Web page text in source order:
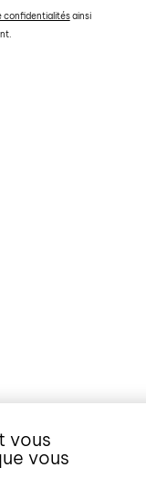
confidentialitésainsi
vous
vous